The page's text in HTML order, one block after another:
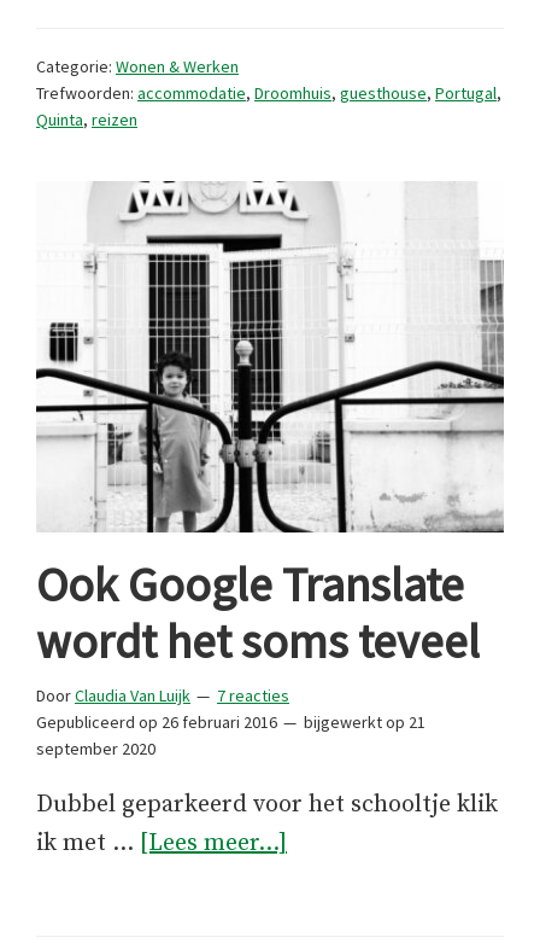
Categorie: Wonen & Werken
Trefwoorden: accommodatie, Droomhuis, guesthouse, Portugal,
Quinta, reizen
Ook Google Translate
wordt het soms teveel
DoorClaudia Van Luijk
7 reacties
Gepubliceerd op 26 februari 2016 bijgewerkt op 21
september 2020
Dubbel geparkeerd voor het schooltje klik
ik met … [Lees meer...]